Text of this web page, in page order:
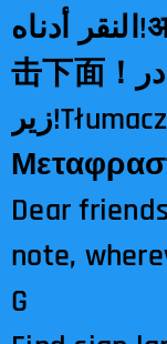
النقر أدناه!अनुवादकनीचेक्लिक!翻译点
击下面！مترجم کلیک کردن در
زیر!Tłumacz klikając poniżej!
Dear
note,
G